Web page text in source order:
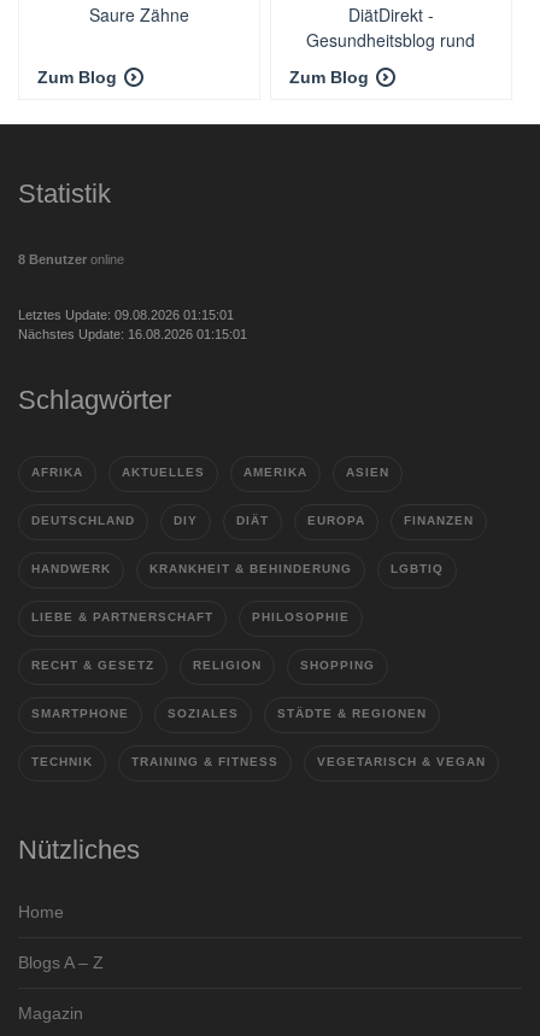
Saure Zähne
Zum Blog
DiätDirekt -
Gesundheitsblog rund
ums Thema Ernährung
Zum Blog
Statistik
8 Benutzer online
Letztes Update: 09.08.2026 01:15:01
Nächstes Update: 16.08.2026 01:15:01
Schlagwörter
AFRIKA AKTUELLES AMERIKA ASIEN
DEUTSCHLAND DIY DIÄT EUROPA FINANZEN
HANDWERK KRANKHEIT & BEHINDERUNG LGBTIQ
LIEBE & PARTNERSCHAFT PHILOSOPHIE
RECHT & GESETZ RELIGION SHOPPING
SMARTPHONE SOZIALES STÄDTE & REGIONEN
TECHNIK TRAINING & FITNESS VEGETARISCH & VEGAN
Nützliches
Home
Blogs A – Z
Magazin